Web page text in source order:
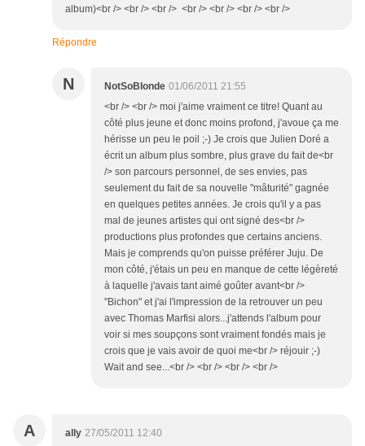
album)<br /> <br /> <br /> <br /> <br /> <br /> <br />
Répondre
N NotSoBlonde 01/06/2011 21:55
<br /> <br /> moi j'aime vraiment ce titre! Quant au
côté plus jeune et donc moins profond, j'avoue ça me
hérisse un peu le poil ;-) Je crois que Julien Doré a
écrit un album plus sombre, plus grave du fait de<br
/> son parcours personnel, de ses envies, pas
seulement du fait de sa nouvelle "mâturité" gagnée
en quelques petites années. Je crois qu'il y a pas
mal de jeunes artistes qui ont signé des<br />
productions plus profondes que certains anciens.
Mais je comprends qu'on puisse préférer Juju. De
mon côté, j'étais un peu en manque de cette légèreté
à laquelle j'avais tant aimé goûter avant<br />
"Bichon" et j'ai l'impression de la retrouver un peu
avec Thomas Marfisi alors...j'attends l'album pour
voir si mes soupçons sont vraiment fondés mais je
crois que je vais avoir de quoi me<br /> réjouir ;-)
Wait and see...<br /> <br /> <br /> <br />
A ally 27/05/2011 12:40